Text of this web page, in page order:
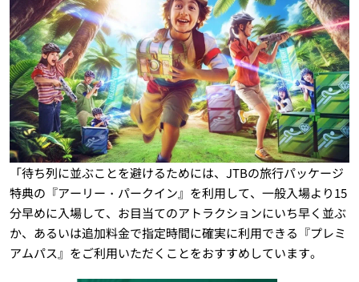
「待ち列に並ぶことを避けるためには、JTBの旅行パッケージ
特典の『アーリー・パークイン』を利用して、一般入場より15
分早めに入場して、お目当てのアトラクションにいち早く並ぶ
か、あるいは追加料金で指定時間に確実に利用できる『プレミ
アムパス』をご利用いただくことをおすすめしています。